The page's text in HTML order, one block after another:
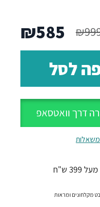
₪
המחיר
המקורי
היה:
₪999.
₪585
לסל
דרך וואטסאפ
ש"ח
מקלחונים ומראות